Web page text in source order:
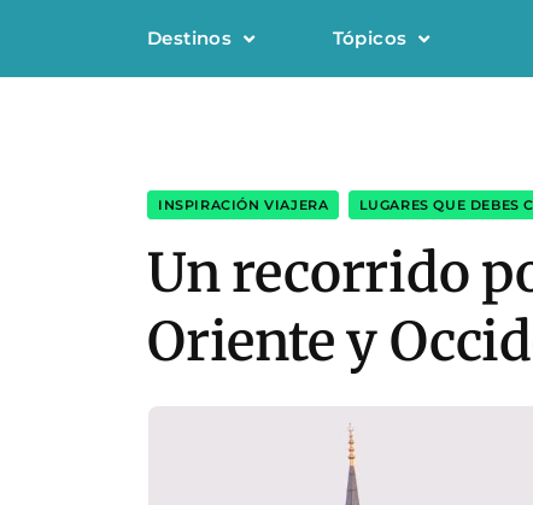
Destinos Tópicos
INSPIRACIÓN VIAJERA LUGARES QUE DEBES
Un recorrido
Oriente y